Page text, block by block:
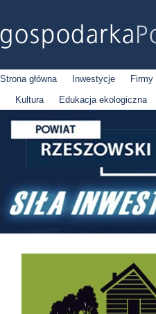
Strona główna Inwestycje Firmy
Kultura
Edukacja ekologiczna